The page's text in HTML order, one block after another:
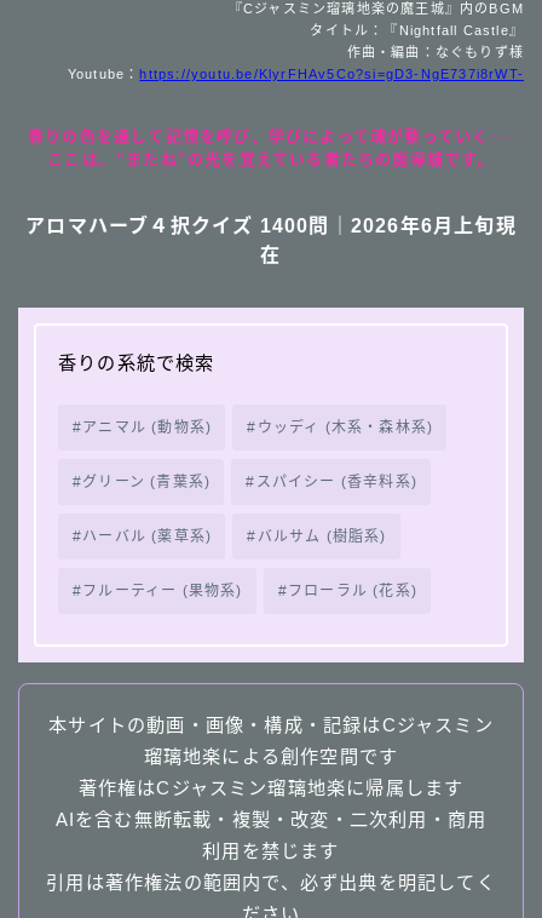
『Cジャスミン瑠璃地楽の魔王城』内のBGM
タイトル：『Nightfall Castle』
作曲・編曲：なぐもりず様
Youtube： https://youtu.be/KlyrFHAv5Co?si=gD3-NgE737i8rWT-
香りの色を通して記憶を呼び、学びによって魂が整っていく──
ここは、“またね”の光を覚えている者たちの魔導城です。
アロマハーブ４択クイズ 1400問｜2026年6月上旬現
在
香りの系統で検索
アニマル (動物系) ウッディ (木系・森林系)
グリーン (青葉系) スパイシー (香辛料系)
ハーバル (薬草系) バルサム (樹脂系)
フルーティー (果物系) フローラル (花系)
本サイトの動画・画像・構成・記録はCジャスミン
瑠璃地楽による創作空間です
著作権はCジャスミン瑠璃地楽に帰属します
AIを含む無断転載・複製・改変・二次利用・商用
利用を禁じます
引用は著作権法の範囲内で、必ず出典を明記してく
ださい